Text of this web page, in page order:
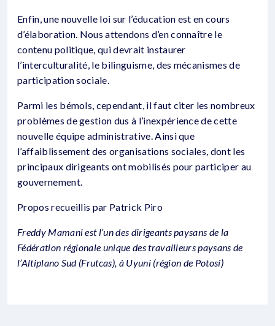
Enfin, une nouvelle loi sur l’éducation est en cours
d’élaboration. Nous attendons d’en connaître le
contenu politique, qui devrait instaurer
l’interculturalité, le bilinguisme, des mécanismes de
participation sociale.
Parmi les bémols, cependant, il faut citer les nombreux
problèmes de gestion dus à l’inexpérience de cette
nouvelle équipe administrative. Ainsi que
l’affaiblissement des organisations sociales, dont les
principaux dirigeants ont mobilisés pour participer au
gouvernement.
Propos recueillis par Patrick Piro
Freddy Mamani est l’un des dirigeants paysans de la
Fédération régionale unique des travailleurs paysans de
l’Altiplano Sud (Frutcas), à Uyuni (région de Potosí)